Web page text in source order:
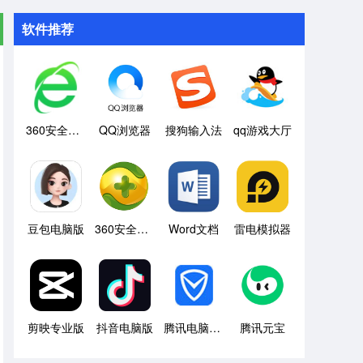
软件推荐
360安全浏览器 QQ浏览器 搜狗输入法 qq游戏大厅
豆包电脑版 360安全卫士 Word文档 雷电模拟器
剪映专业版 抖音电脑版 腾讯电脑管家 腾讯元宝